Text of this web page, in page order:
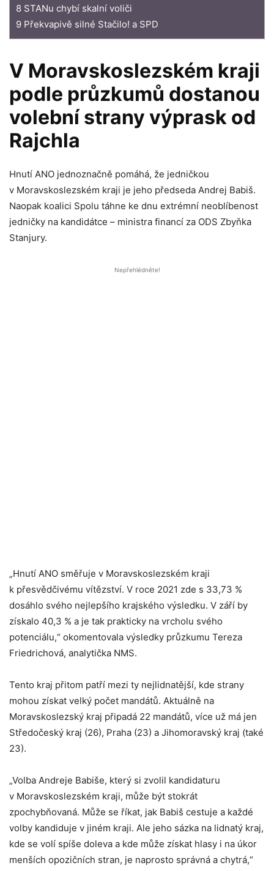
8 STANu chybí skalní voliči
9 Překvapivě silné Stačilo! a SPD
V Moravskoslezském kraji
podle průzkumů dostanou
volební strany výprask od
Rajchla
Hnutí ANO jednoznačně pomáhá, že jedničkou
v Moravskoslezském kraji je jeho předseda Andrej Babiš.
Naopak koalici Spolu táhne ke dnu extrémní neoblíbenost
jedničky na kandidátce – ministra financí za ODS Zbyňka
Stanjury.
Nepřehlédněte!
„Hnutí ANO směřuje v Moravskoslezském kraji
k přesvědčivému vítězství. V roce 2021 zde s 33,73 %
dosáhlo svého nejlepšího krajského výsledku. V září by
získalo 40,3 % a je tak prakticky na vrcholu svého
potenciálu,“ okomentovala výsledky průzkumu Tereza
Friedrichová, analytička NMS.
Tento kraj přitom patří mezi ty nejlidnatější, kde strany
mohou získat velký počet mandátů. Aktuálně na
Moravskoslezský kraj připadá 22 mandátů, více už má jen
Středočeský kraj (26), Praha (23) a Jihomoravský kraj (také
23).
„Volba Andreje Babiše, který si zvolil kandidaturu
v Moravskoslezském kraji, může být stokrát
zpochybňovaná. Může se říkat, jak Babiš cestuje a každé
volby kandiduje v jiném kraji. Ale jeho sázka na lidnatý kraj,
kde se volí spíše doleva a kde může získat hlasy i na úkor
menších opozičních stran, je naprosto správná a chytrá,“